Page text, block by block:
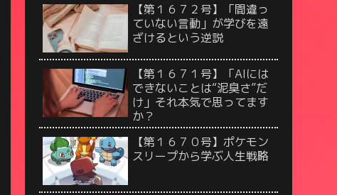
【第１６７２号】「間違っ
ていない言動」が学びを遠
ざけるという逆説
【第１６７１号】「AIには
できないことは“泥臭さ”だ
け」それ本気で思ってます
か？
【第１６７０号】ポケモン
スリープから学ぶ人生戦略